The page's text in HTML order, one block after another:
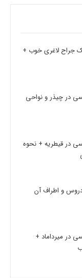
(9 ویژگی یک جراح لاغری خوب +
در چیذر و نواحی
در قیطریه + نحوه
و اطراف آن
در میرداماد +